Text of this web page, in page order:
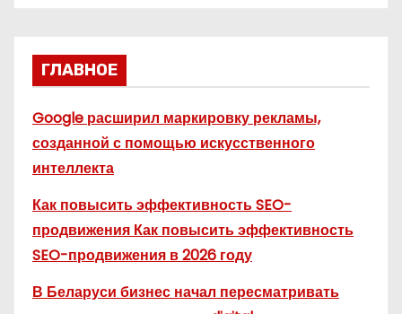
ГЛАВНОЕ
Google расширил маркировку рекламы,
созданной с помощью искусственного
интеллекта
Как повысить эффективность SEO-
продвижения Как повысить эффективность
SEO-продвижения в 2026 году
В Беларуси бизнес начал пересматривать